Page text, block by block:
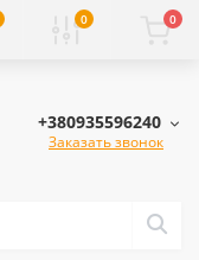
0 0
+380935596240
Заказать звонок